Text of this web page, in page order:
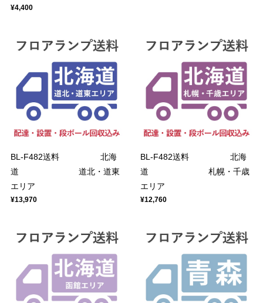
¥4,400
BL-F482送料 北海
道 道北・道東
エリア
¥13,970
BL-F482送料 北海
道 札幌・千歳
エリア
¥12,760